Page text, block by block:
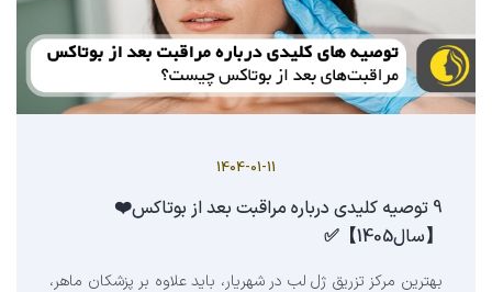
1404-01-11
9 توصیه کلیدی درباره مراقبت بعد از بوتاکس❤️
【سال1405】✅
بهترین مرکز تزریق ژل لب در شهریار، باید علاوه بر پزشکان ماهر،